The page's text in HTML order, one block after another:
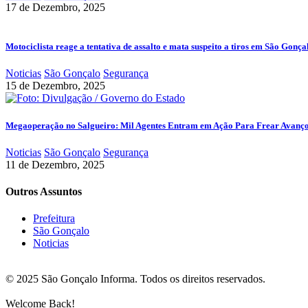
17 de Dezembro, 2025
Motociclista reage a tentativa de assalto e mata suspeito a tiros em São
Noticias São Gonçalo Segurança
15 de Dezembro, 2025
Megaoperação no Salgueiro: Mil Agentes Entram em Ação Para Frear
Noticias São Gonçalo Segurança
11 de Dezembro, 2025
Outros Assuntos
Prefeitura
São Gonçalo
Noticias
© 2025 São Gonçalo Informa. Todos os direitos reservados.
Welcome Back!